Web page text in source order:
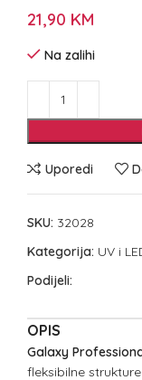
21,90 KM
Na zalihi
Uporedi
SKU: 32028
Kategorija: UV i
Podijeli:
OPIS
Galaxy
fleksibilne